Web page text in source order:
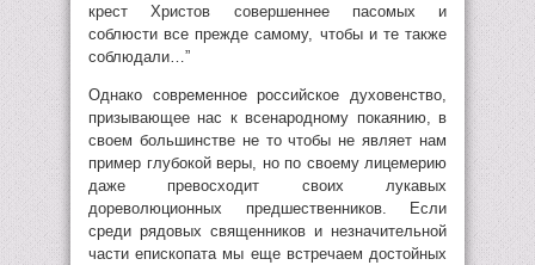
крест Христов совершеннее пасомых и
соблюсти все прежде самому, чтобы и те также
соблюдали…”
Однако современное российское духовенство,
призывающее нас к всенародному покаянию, в
своем большинстве не то чтобы не являет нам
пример глубокой веры, но по своему лицемерию
даже превосходит своих лукавых
дореволюционных предшественников. Если
среди рядовых священников и незначительной
части епископата мы еще встречаем достойных